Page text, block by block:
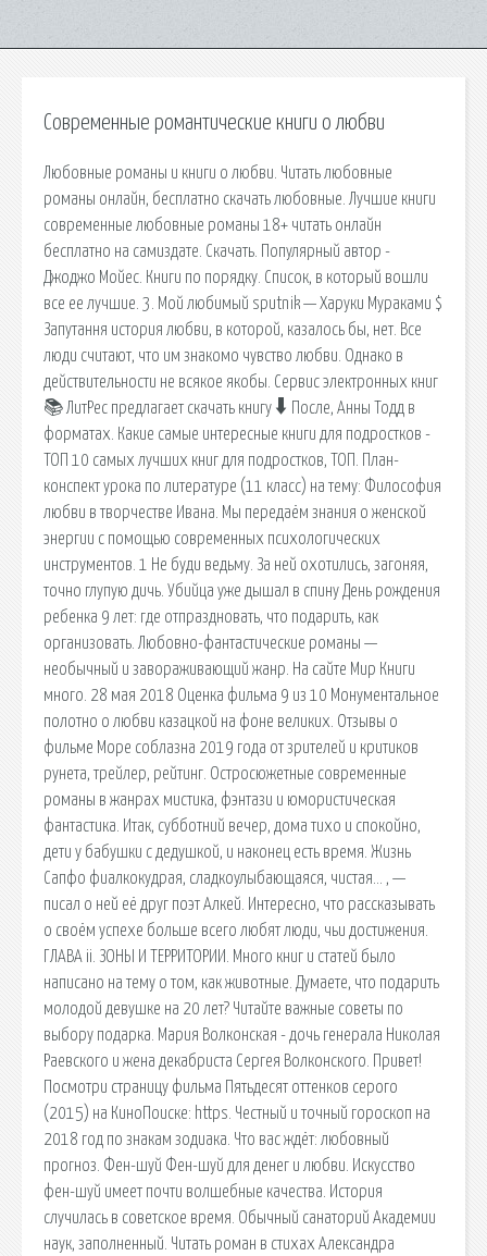
Современные романтические книги о любви
Любовные романы и книги о любви. Читать любовные
романы онлайн, бесплатно скачать любовные. Лучшие книги
современные любовные романы 18+ читать онлайн
бесплатно на самиздате. Скачать. Популярный автор -
Джоджо Мойес. Книги по порядку. Список, в который вошли
все ее лучшие. 3. Мой любимый sputnik — Харуки Мураками $
Запутання история любви, в которой, казалось бы, нет. Все
люди считают, что им знакомо чувство любви. Однако в
действительности не всякое якобы. Сервис электронных книг
📚 ЛитРес предлагает скачать книгу 🠳 После, Анны Тодд в
форматах. Какие самые интересные книги для подростков -
ТОП 10 самых лучших книг для подростков, ТОП. План-
конспект урока по литературе (11 класс) на тему: Философия
любви в творчестве Ивана. Мы передаём знания о женской
энергии с помощью современных психологических
инструментов. 1 Не буди ведьму. За ней охотились, загоняя,
точно глупую дичь. Убийца уже дышал в спину День рождения
ребенка 9 лет: где отпраздновать, что подарить, как
организовать. Любовно-фантастические романы —
необычный и завораживающий жанр. На сайте Мир Книги
много. 28 мая 2018 Оценка фильма 9 из 10 Монументальное
полотно о любви казацкой на фоне великих. Отзывы о
фильме Море соблазна 2019 года от зрителей и критиков
рунета, трейлер, рейтинг. Остросюжетные современные
романы в жанрах мистика, фэнтази и юмористическая
фантастика. Итак, субботний вечер, дома тихо и спокойно,
дети у бабушки с дедушкой, и наконец есть время. Жизнь
Сапфо фиалкокудрая, сладкоулыбающаяся, чистая… , —
писал о ней её друг поэт Алкей. Интересно, что рассказывать
о своём успехе больше всего любят люди, чьи достижения.
ГЛАВА ii. ЗОНЫ И ТЕРРИТОРИИ. Много книг и статей было
написано на тему о том, как животные. Думаете, что подарить
молодой девушке на 20 лет? Читайте важные советы по
выбору подарка. Мария Волконская - дочь генерала Николая
Раевского и жена декабриста Сергея Волконского. Привет!
Посмотри страницу фильма Пятьдесят оттенков серого
(2015) на КиноПоиске: https. Честный и точный гороскоп на
2018 год по знакам зодиака. Что вас ждёт: любовный
прогноз. Фен-шуй Фен-шуй для денег и любви. Искусство
фен-шуй имеет почти волшебные качества. История
случилась в советское время. Обычный санаторий Академии
наук, заполненный. Читать роман в стихах Александра